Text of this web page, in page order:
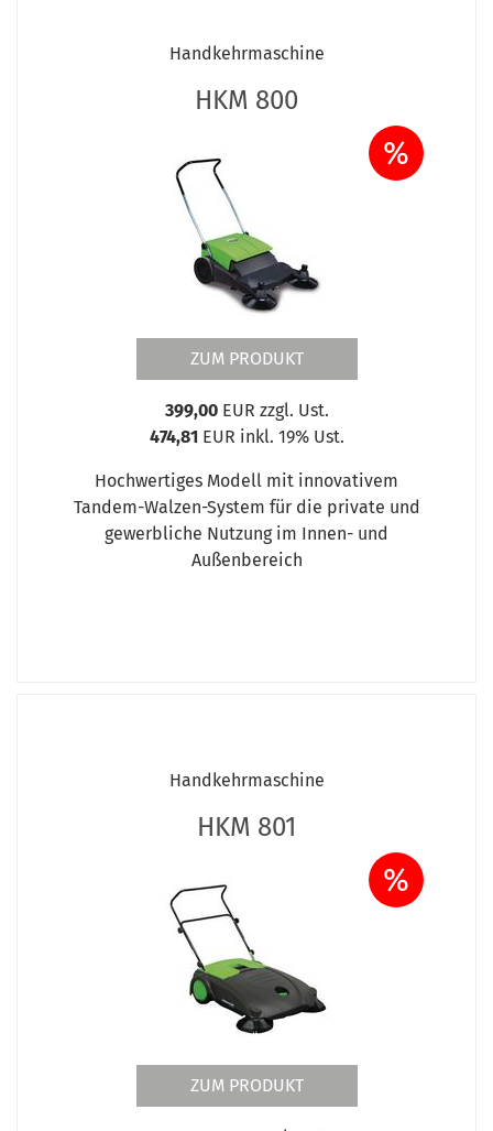
Handkehrmaschine
HKM 800
%
ZUM PRODUKT
399,00EUR zzgl. Ust.
474,81 EUR inkl. 19% Ust.
Hochwertiges Modell mit innovativem
Tandem-Walzen-System für die private und
gewerbliche Nutzung im Innen- und
Außenbereich
Handkehrmaschine
HKM 801
%
ZUM PRODUKT